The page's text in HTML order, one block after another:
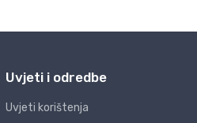
Uvjeti i odredbe
Uvjeti korištenja